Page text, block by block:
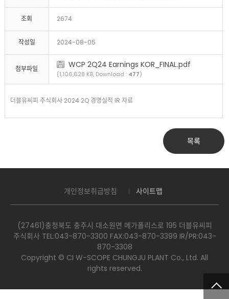
조회 2674
작성일 2024-08-05
첨부파일 WCP 2Q24 Earnings KOR_FINAL.pdf
(1,106,628 KB, Download : 477)
더블유씨피 주식회사 2024 2Q 경영실적 IR 자료
목록
개인정보취급방침 사이트맵
(27461)충청북도 충주시 대소원면 메가폴리스로 195 더블유씨피
주식회사 TEL:043-870-3300​ FAX:043-870-3399 IR/PR:043-
870-3308
Copyright © CI W-SCOPE CHUNGJU PLANT Co., Ltd. All
rights reserved.